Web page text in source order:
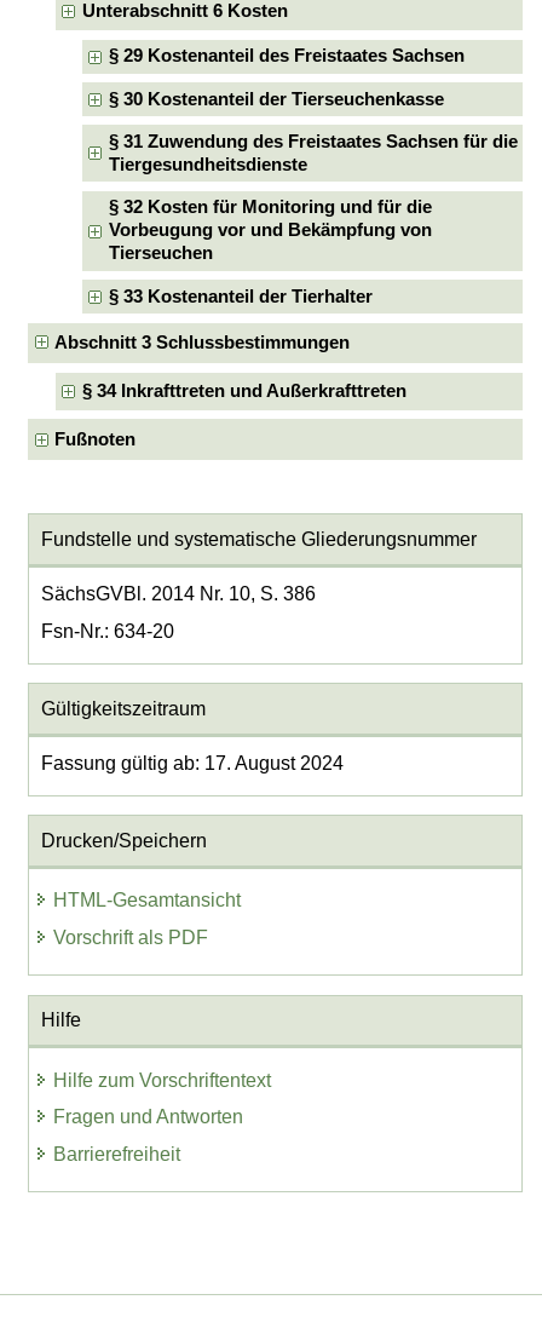
Unterabschnitt 6 Kosten
§ 29 Kostenanteil des Freistaates Sachsen
§ 30 Kostenanteil der Tierseuchenkasse
§ 31 Zuwendung des Freistaates Sachsen für die
Tiergesundheitsdienste
§ 32 Kosten für Monitoring und für die
Vorbeugung vor und Bekämpfung von
Tierseuchen
§ 33 Kostenanteil der Tierhalter
Abschnitt 3 Schlussbestimmungen
§ 34 Inkrafttreten und Außerkrafttreten
Fußnoten
Fundstelle und systematische Gliederungsnummer
SächsGVBl. 2014 Nr. 10, S. 386
Fsn-Nr.: 634-20
Gültigkeitszeitraum
Fassung gültig ab: 17. August 2024
Drucken/Speichern
HTML-Gesamtansicht
Vorschrift als PDF
Hilfe
Hilfe zum Vorschriftentext
Fragen und Antworten
Barrierefreiheit